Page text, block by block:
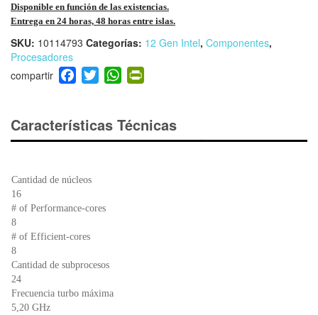
Disponible en función de las existencias.
Entrega en 24 horas, 48 horas entre islas.
SKU: 10114793 Categorías: 12 Gen Intel, Componentes,
Procesadores
F
a
e
b
o
T
wi
er
W
h
s
A
ri
e
Características Técnicas
Cantidad de núcleos
16
# of Performance-cores
8
# of Efficient-cores
8
Cantidad de subprocesos
24
Frecuencia turbo máxima
5,20 GHz